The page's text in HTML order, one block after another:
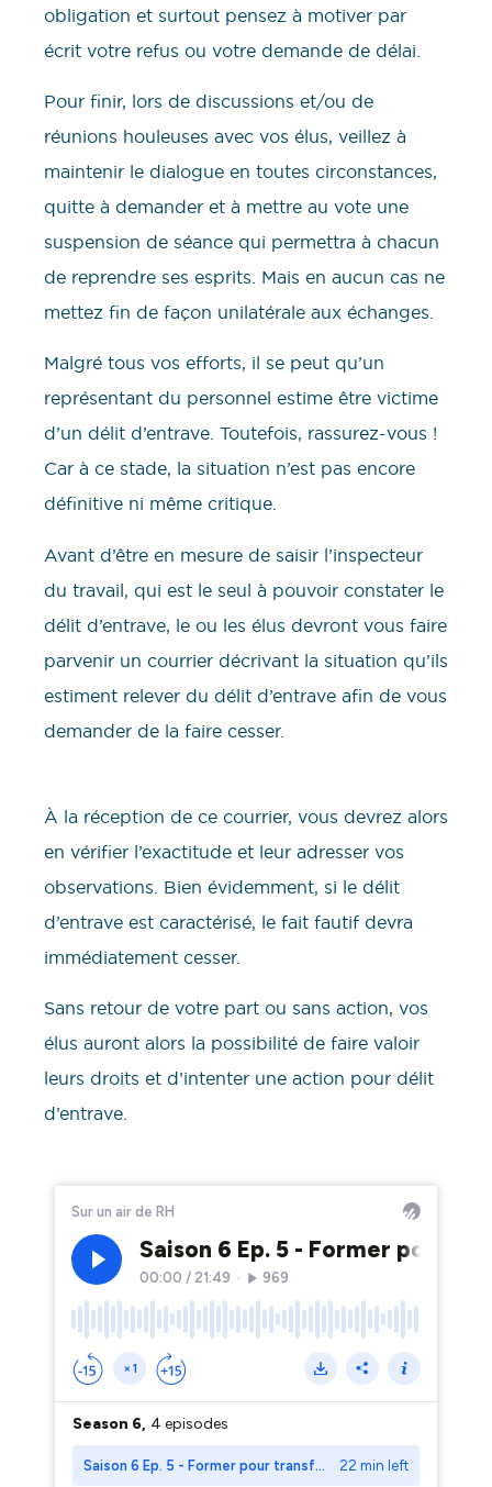
obligation et surtout pensez à motiver par
écrit votre refus ou votre demande de délai.
Pour finir, lors de discussions et/ou de
réunions houleuses avec vos élus, veillez à
maintenir le dialogue en toutes circonstances,
quitte à demander et à mettre au vote une
suspension de séance qui permettra à chacun
de reprendre ses esprits. Mais en aucun cas ne
mettez fin de façon unilatérale aux échanges.
Malgré tous vos efforts, il se peut qu’un
représentant du personnel estime être victime
d’un délit d’entrave. Toutefois, rassurez-vous !
Car à ce stade, la situation n’est pas encore
définitive ni même critique.
Avant d’être en mesure de saisir l’inspecteur
du travail, qui est le seul à pouvoir constater le
délit d’entrave, le ou les élus devront vous faire
parvenir un courrier décrivant la situation qu’ils
estiment relever du délit d’entrave afin de vous
demander de la faire cesser.
À la réception de ce courrier, vous devrez alors
en vérifier l’exactitude et leur adresser vos
observations. Bien évidemment, si le délit
d’entrave est caractérisé, le fait fautif devra
immédiatement cesser.
Sans retour de votre part ou sans action, vos
élus auront alors la possibilité de faire valoir
leurs droits et d’intenter une action pour délit
d’entrave.